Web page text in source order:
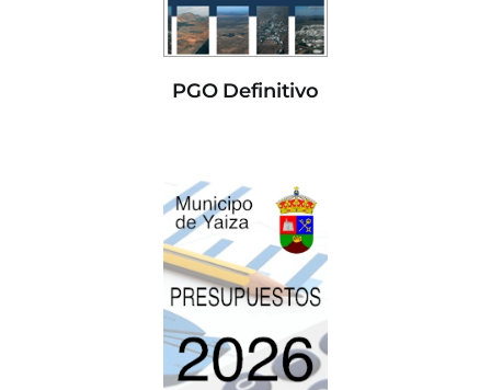
PGO Definitivo